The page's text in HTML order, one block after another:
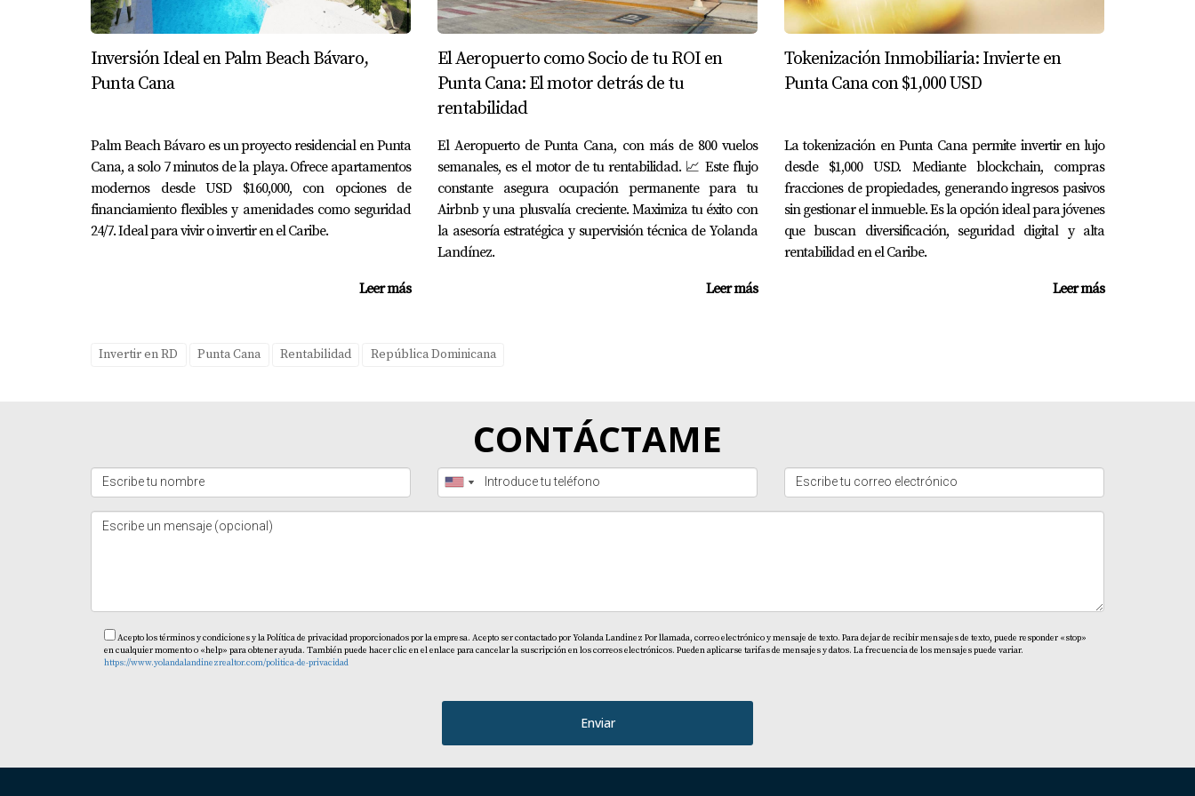
de oficina funcional y estético dentro del apartamento. Me aseguro de que tu inversión esté lista para competir en el mercado de rentas profesionales
más exigente.
SoyYolanda Landínez , y estoy aquí para ayudarte a capitalizar la nueva era del trabajo remoto en Punta Cana.
Inversión Ideal en Palm Beach Bávaro,
Punta Cana
Palm Beach Bávaro es un proyecto residencial en Punta
Cana, a solo 7 minutos de la playa. Ofrece apartamentos
modernos desde USD $160,000, con opciones de
financiamiento flexibles y amenidades como seguridad
24/7. Ideal para vivir o invertir en el Caribe.
Leer más
El Aeropuerto como Socio de tu ROI en
Punta Cana: El motor detrás de tu
rentabilidad
El Aeropuerto de Punta Cana, con más de 800 vuelos
semanales, es el motor de tu rentabilidad. 📈 Este flujo
constante asegura ocupación permanente para tu
Airbnb y una plusvalía creciente. Maximiza tu éxito con
la asesoría estratégica y supervisión técnica de Yolanda
Landínez.
Leer más
Tokenización Inmobiliaria: Invierte en
Punta Cana con $1,000 USD
La tokenización en Punta Cana permite invertir en lujo
desde $1,000 USD. Mediante blockchain, compras
fracciones de propiedades, generando ingresos pasivos
sin gestionar el inmueble. Es la opción ideal para jóvenes
que buscan diversificación, seguridad digital y alta
rentabilidad en el Caribe.
Leer más
Invertir en RD Punta Cana Rentabilidad República Dominicana
CONTÁCTAME
Acepto los términos y condiciones y la Política de privacidad proporcionados por la empresa. Acepto ser contactado por Yolanda Landinez Por llamada, correo electrónico y mensaje de texto. Para dejar de recibir mensajes de texto, puede responder «stop»
en cualquier momento o «help» para obtener ayuda. También puede hacer clic en el enlace para cancelar la suscripción en los correos electrónicos. Pueden aplicarse tarifas de mensajes y datos. La frecuencia de los mensajes puede variar.
https://www.yolandalandinezrealtor.com/politica-de-privacidad
Enviar